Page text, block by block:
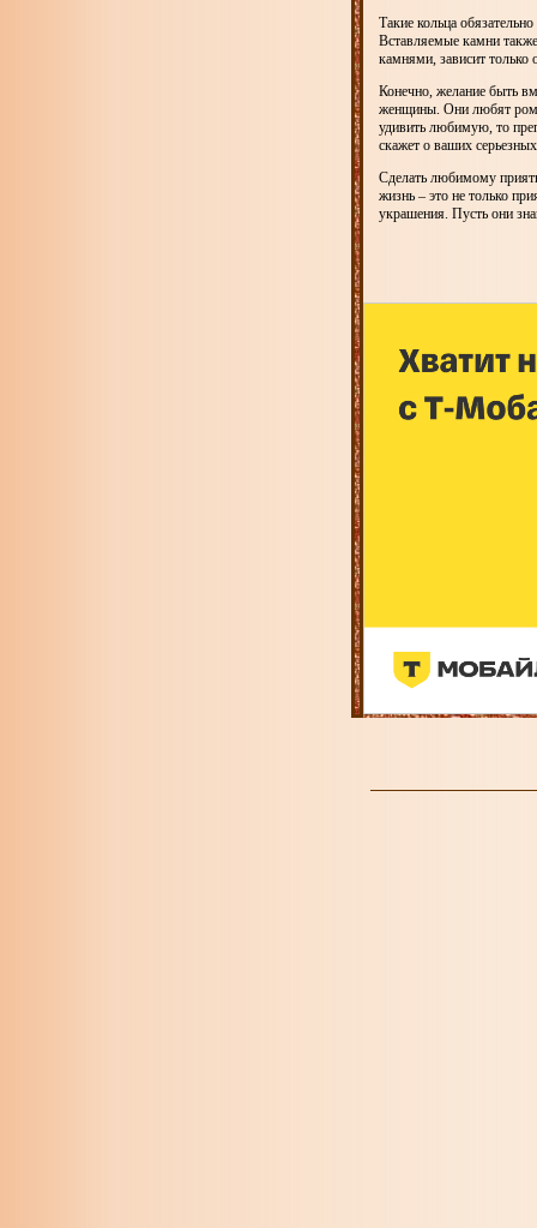
Такие кольца
Вставляемые камни
камнями, зависит
Конечно, желание быть
женщины. Они любят
удивить любимую, то
скажет о ваших
Сделать любимому
жизнь – это не только
украшения. Пусть они